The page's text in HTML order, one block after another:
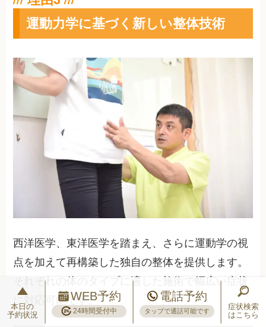
運動力学に基づく新しい整体技術
西洋医学、東洋医学を踏まえ、さらに運動学の視
点を加えて再構築した独自の整体を提供します。
それぞれの体のタイプに適した施術で幅広い症状
に対応可能です。
本日の
予約状況
WEB予約
24時間受付中
電話予約
タップで通話可能です
症状検索
はこちら